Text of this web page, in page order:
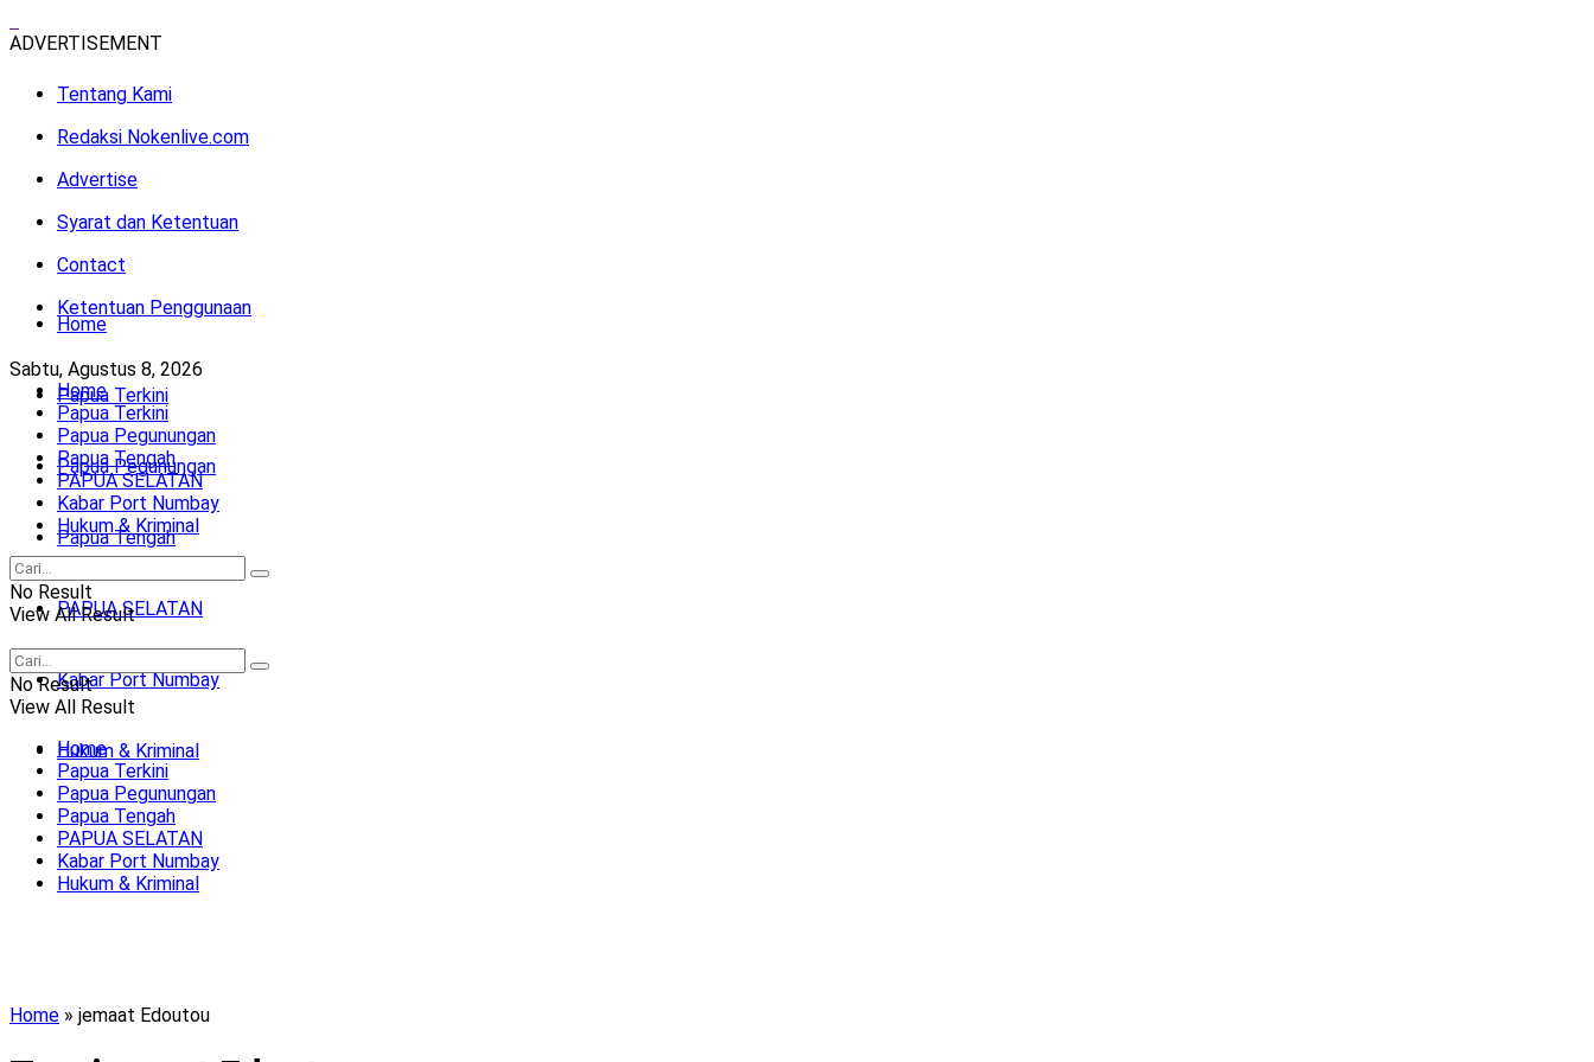
ADVERTISEMENT
Tentang Kami
Redaksi Nokenlive.com
Advertise
Syarat dan Ketentuan
Contact
Ketentuan Penggunaan
Sabtu, Agustus 8, 2026
Home
Papua Terkini
Papua Pegunungan
Papua Tengah
PAPUA SELATAN
Kabar Port Numbay
Hukum & Kriminal
Home
Papua Terkini
Papua Pegunungan
Papua Tengah
PAPUA SELATAN
Kabar Port Numbay
Hukum & Kriminal
No Result
View All Result
No Result
View All Result
Home
Papua Terkini
Papua Pegunungan
Papua Tengah
PAPUA SELATAN
Kabar Port Numbay
Hukum & Kriminal
Home » jemaat Edoutou